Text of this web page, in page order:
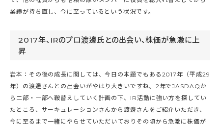
業績が持ち直し、今に至っているという状況です。
2017年、IRのプロ渡邊氏との出会い、株価が急激に上
昇
岩本：その後の成長に関しては、今日の本題でもある2017年（平成29
年）の渡邊さんとの出会いがやはり大きいですね。2年でJASDAQか
ら二部・一部へ鞍替えしていく計画の下、IR活動に強い方を探してい
たところ、サーキュレーションさんから渡邊さんをご紹介いただき、
今に至るまで一緒にやらせていただいておりその頃から急激に株価が